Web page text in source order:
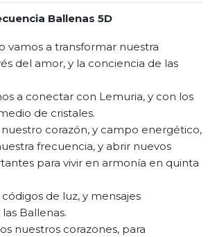
Ballenas 5D
vamos a transformar nuestra
del amor, y la conciencia de las
a conectar con Lemuria, y con los
de cristales.
corazón, y campo energético,
frecuencia, y abrir nuevos
para vivir en armonía en quinta
de luz, y mensajes
Ballenas.
nuestros corazones, para